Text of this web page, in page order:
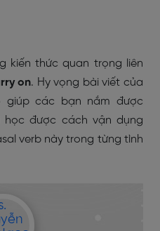
kiến thức quan trọng liên
on. Hy vọng bài viết của
giúp các bạn nắm được
học được cách vận dụng
verb này trong từng tình